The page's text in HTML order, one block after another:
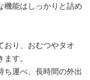
機能はしっかりと詰め
おり、おむつやタオ
す。
ち運べ、長時間の外出